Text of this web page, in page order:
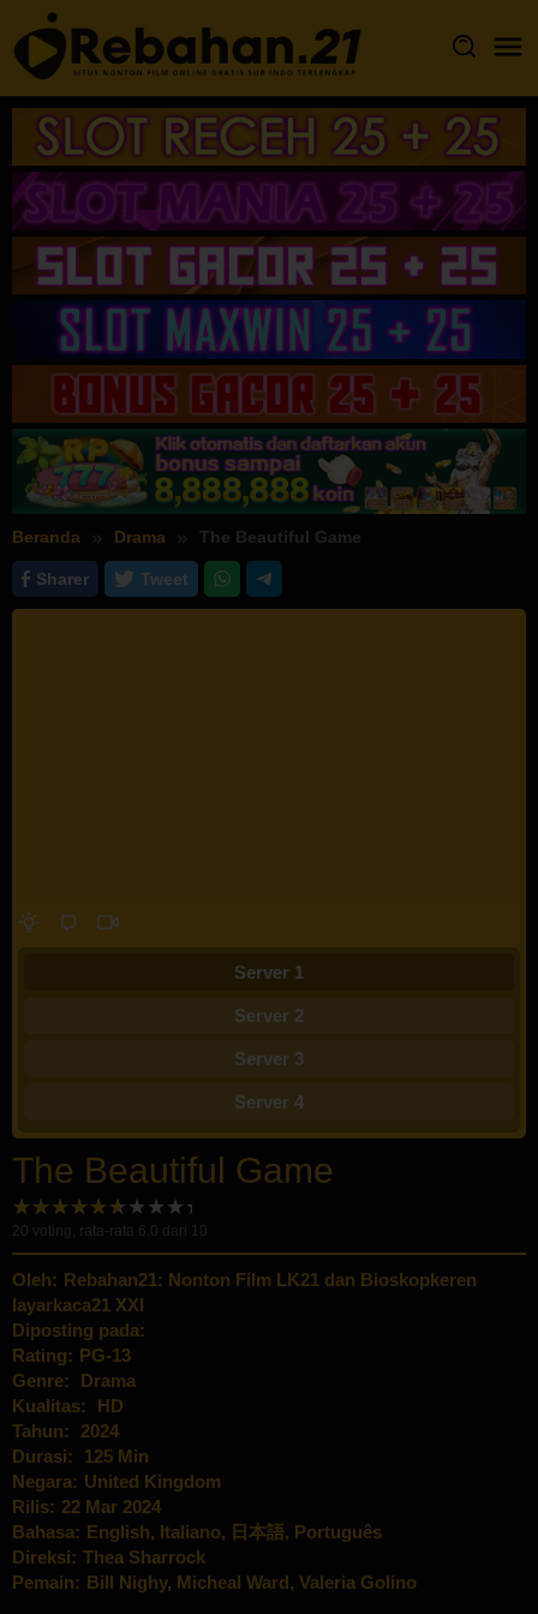
Loncat
ke
konten
Beranda Drama The Beautiful Game
Sharer Tweet
Server 1
Server 2
Server 3
Server 4
The Beautiful Game
20 voting, rata-rata 6.0 dari 10
Oleh: Rebahan21: Nonton Film LK21 dan Bioskopkeren
layarkaca21 XXI
Diposting pada:
Rating: PG-13
Genre:
Drama
Kualitas:
HD
Tahun:
2024
Durasi:
125 Min
Negara: United Kingdom
Rilis: 22 Mar 2024
Bahasa: English, Italiano, 日本語, Português
Direksi: Thea Sharrock
Pemain: Bill Nighy, Micheal Ward, Valeria Golino